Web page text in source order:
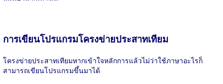
การเขียนโปรแกรมโครงข่ายประสาทเทียม
โครงข่ายประสาทเทียมหากเข้าใจหลักการแล้วไม่ว่าใช้ภาษาอะไรก็
สามารถเขียนโปรแกรมขึ้นมาได้